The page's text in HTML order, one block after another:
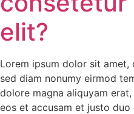
elit?
Lorem ipsum dolor sit
sed diam nonumy eirmod
dolore magna aliquyam
eos et accusam et justo